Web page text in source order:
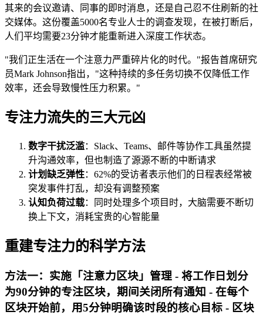
其来的会议邀请、同事的即时消息，还是自己忍不住刷新的社
交媒体。这份覆盖5000名专业人士的调查发现，在被打断后，
人们平均需要23分钟才能重新进入深度工作状态。
"我们正生活在一个注意力严重碎片化的时代。"报告首席研究
员Mark Johnson指出，"这种持续的多任务切换不仅降低工作
效率，还会导致慢性压力积累。"
专注力流失的三大元凶
数字干扰泛滥：Slack、Teams、邮件等协作工具虽然提
升沟通效率，但也制造了源源不断的中断请求
计划缺乏弹性：62%的受访者表示他们的日程表经常被
突发事件打乱，却没有调整预案
认知负荷过载：同时处理多个项目时，大脑需要不断切
换上下文，消耗宝贵的心智能量
重建专注力的科学方法
方法一：实施「注意力区块」管理 - 将工作日划分
为90分钟的专注区块，期间关闭所有通知 - 在每个
区块开始前，用5分钟明确该时段的核心目标 - 区块